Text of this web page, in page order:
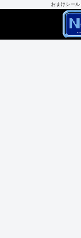
おまけシー